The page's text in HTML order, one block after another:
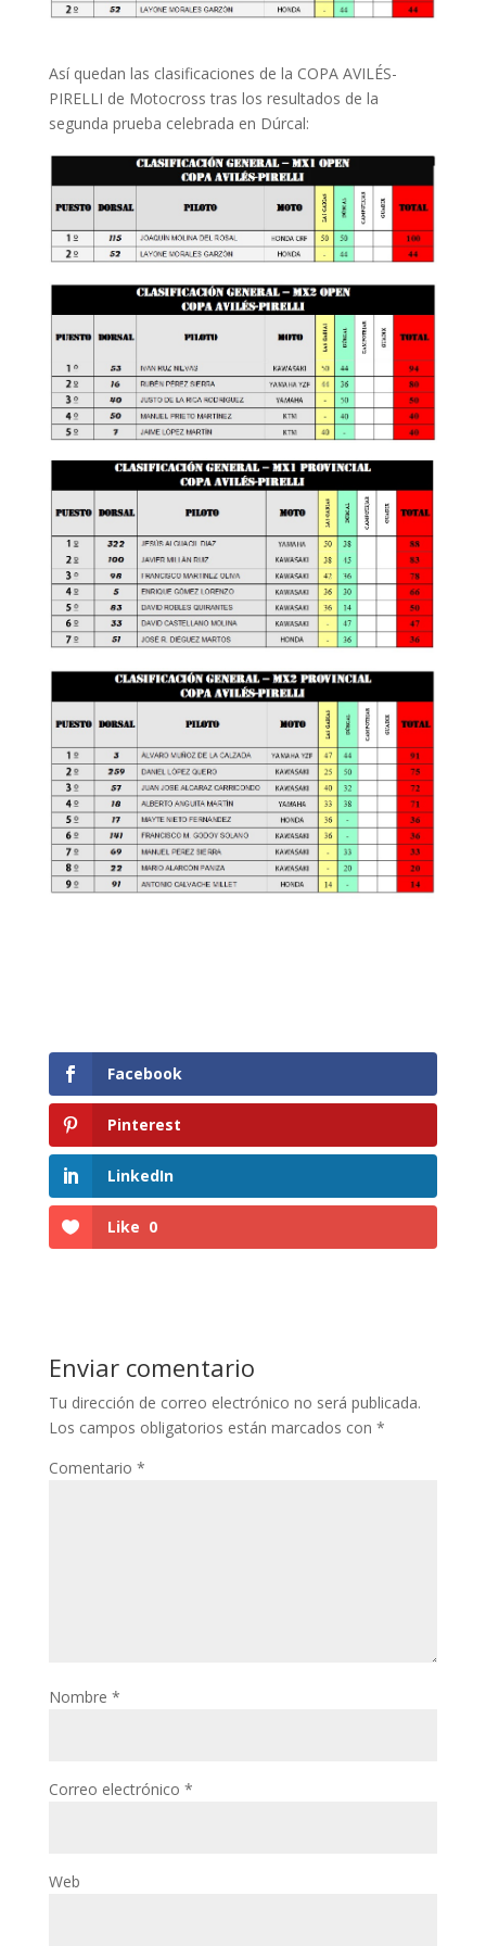
Así quedan las clasificaciones de la COPA AVILÉS-
PIRELLI de Motocross tras los resultados de la
segunda prueba celebrada en Dúrcal:
Facebook
Pinterest
LinkedIn
Like 0
Enviar comentario
Tu dirección de correo electrónico no será publicada.
Los campos obligatorios están marcados con *
Comentario *
Nombre *
Correo electrónico *
Web